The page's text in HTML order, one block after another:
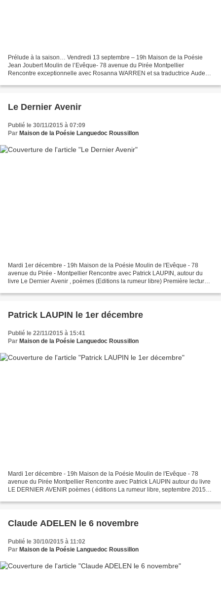
Prélude à la saison… Vendredi 13 septembre – 19h Maison de la Poésie
Jean Joubert Moulin de l’Evêque- 78 avenue du Pirée Montpellier
Rencontre exceptionnelle avec Rosanna WARREN et sa traductrice Aude
Le Dernier Avenir
Publié le 30/11/2015 à 07:09
Par Maison de la Poésie Languedoc Roussillon
Mardi 1er décembre - 19h Maison de la Poésie Moulin de l'Evêque - 78
avenue du Pirée - Montpellier Rencontre avec Patrick LAUPIN, autour du
livre Le Dernier Avenir , poèmes (Editions la rumeur libre) Première lecture
Patrick LAUPIN le 1er décembre
Publié le 22/11/2015 à 15:41
Par Maison de la Poésie Languedoc Roussillon
Mardi 1er décembre - 19h Maison de la Poésie Moulin de l'Evêque - 78
avenue du Pirée Montpellier Rencontre avec Patrick LAUPIN autour du livre
LE DERNIER AVENIR poèmes ( éditions La rumeur libre, septembre 2015)
Claude ADELEN le 6 novembre
Publié le 30/10/2015 à 11:02
Par Maison de la Poésie Languedoc Roussillon